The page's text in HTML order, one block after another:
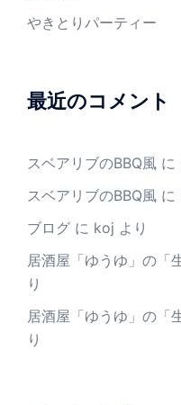
やきとりパーティー
最近のコメント
スベアリブのBBQ風 に
スベアリブのBBQ風 に
ブログ に koj より
居酒屋「ゆうゆ」の「
り
居酒屋「ゆうゆ」の「
り